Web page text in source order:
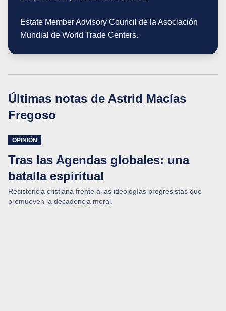
Estate Member Advisory Council de la Asociación
Mundial de World Trade Centers.
Últimas notas de Astrid Macías
Fregoso
OPINIÓN
Tras las Agendas globales: una
batalla espiritual
Resistencia cristiana frente a las ideologías progresistas que
promueven la decadencia moral.